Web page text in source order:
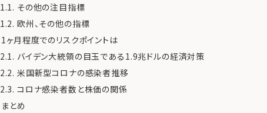
1.1. その他の注目指標
1.2. 欧州、その他の指標
1ヶ月程度でのリスクポイントは
2.1. バイデン大統領の目玉である1.9兆ドルの経済対策
2.2. 米国新型コロナの感染者推移
2.3. コロナ感染者数と株価の関係
まとめ